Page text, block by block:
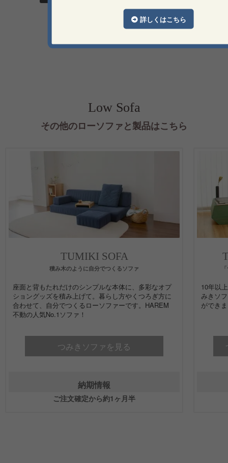
詳しくはこちら
Low Sofa
その他のローソファと製品はこちら
TUMIKI SOFA
積み木のように自分でつくるソファ
座面と背もたれだけのシンプルな本体に、多彩なオプ
ショングッズを積み上げて。暮らし方やくつろぎ方に
合わせて、自分でつくるローソファーです。HAREM
不動の人気No.1ソファ！
つみきソファを見る
納期情報
ご注文確定から約1ヶ月半
10年以
みきソ
ができ